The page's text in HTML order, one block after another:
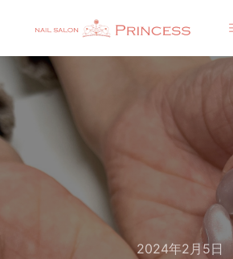
2024年2月5日